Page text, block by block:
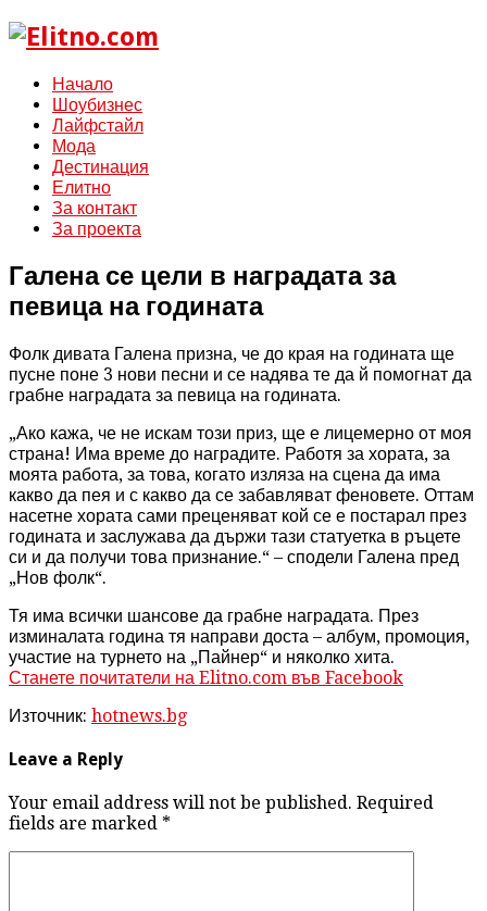
Начало
Шоубизнес
Лайфстайл
Мода
Дестинация
Елитно
За контакт
За проекта
Галена се цели в наградата за
певица на годината
Фолк дивата Галена призна, че до края на годината ще
пусне поне 3 нови песни и се надява те да й помогнат да
грабне наградата за певица на годината.
„Ако кажа, че не искам този приз, ще е лицемерно от моя
страна! Има време до наградите. Работя за хората, за
моята работа, за това, когато изляза на сцена да има
какво да пея и с какво да се забавляват феновете. Оттам
насетне хората сами преценяват кой се е постарал през
годината и заслужава да държи тази статуетка в ръцете
си и да получи това признание.“ – сподели Галена пред
„Нов фолк“.
Тя има всички шансове да грабне наградата. През
изминалата година тя направи доста – албум, промоция,
участие на турнето на „Пайнер“ и няколко хита.
Станете почитатели на Elitno.com във Facebook
Източник: hotnews.bg
Leave a Reply
Your email address will not be published. Required
fields are marked *